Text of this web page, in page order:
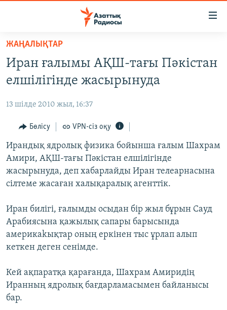
Skip
main
content
to
Navigation
Skip
Search
САЯСАТ
ҚАҢТАР ОҚИҒАСЫ
АДАМ ҚҰҚЫҚТАРЫ
ӘЛЕУМЕТ
ӘЛЕМ
АРНАЙЫ ЖОБАЛАР
Русский
ЖАЗЫЛЫҢЫЗ
Басқа тілдерде
ЖАҢАЛЫҚТАР
Иран ғалымы АҚШ-тағы Пәкістан
елшілігінде жасырынуда
13 шілде 2010 жыл, 16:37
Бөлісу VPN-сіз оқу
Ирандық ядролық физика бойынша ғалым Шахрам
Амири, АҚШ-тағы Пәкістан елшілігінде
жасырынуда, деп хабарлайды Иран телеарнасына
сілтеме жасаған халықаралық агенттік.
Иран билігі, ғалымды осыдан бір жыл бұрын Сауд
Арабиясына қажылық сапары барысында
америкаkықтар оның еркінен тыс ұрлап алып
кеткен деген сенімде.
Кей ақпаратқа қарағанда, Шахрам Амиридің
Иранның ядролық бағдарламасымен байланысы
бар.